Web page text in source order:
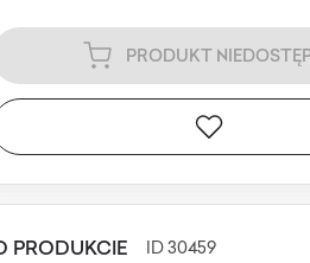
PRODUKT
PRODUKCIE ID 30459